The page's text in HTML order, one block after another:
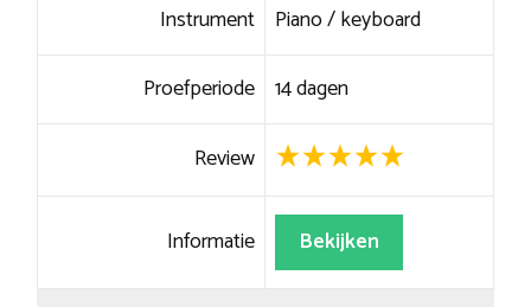
Instrument Piano / keyboard
Proefperiode 14 dagen
Review
Informatie Bekijken